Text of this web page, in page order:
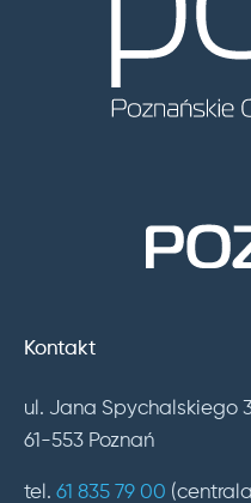
Kontakt
ul. Jana Spychalskiego
61-553 Poznań
tel. 61 835 79 00